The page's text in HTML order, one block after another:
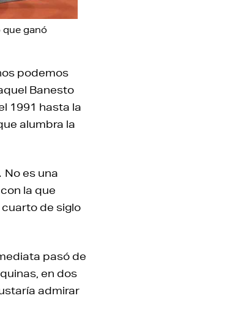
que ganó
podemos
Banesto
1991 hasta la
alumbra la
No es una
la que
cuarto de siglo
pasó de
en dos
admirar